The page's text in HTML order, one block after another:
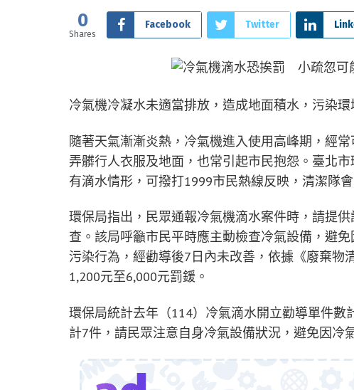
0
Shares
Facebook Twitter
冷氣機冷凝水未適當排放，造成地面積水，污染
隨著天氣漸漸炎熱，冷氣機進入使用高峰期，經
弄髒行人衣服及地面，也常引起市民抱怨。臺北
有滴水情形，可撥打1999市民熱線反映，清潔隊
環保局指出，民眾通報冷氣機滴水案件時，請提
查。該局呼籲市民平時應主動檢查冷氣設備，避
污染行為，經勸導後7日內未改善，依據《廢棄物
1,200元至6,000元罰鍰。
環保局統計去年（114）冷氣滴水開立勸導單件
計7件，請民眾注意自身冷氣設備狀況，避免因冷